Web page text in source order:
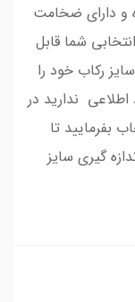
925 ساخته شده و دارای ضخامت
شما قابل
رکاب خود را
ندارید در
بفرمایید تا
گیری سایز